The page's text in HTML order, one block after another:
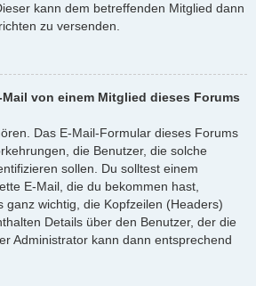
kann dem betreffenden Mitglied dann
zu versenden.
Mail von einem Mitglied dieses Forums
Das E-Mail-Formular dieses Forums
die Benutzer, die solche
sollen. Du solltest einem
E-Mail, die du bekommen hast,
ganz wichtig, die Kopfzeilen (Headers)
Details über den Benutzer, der die
Administrator kann dann entsprechend